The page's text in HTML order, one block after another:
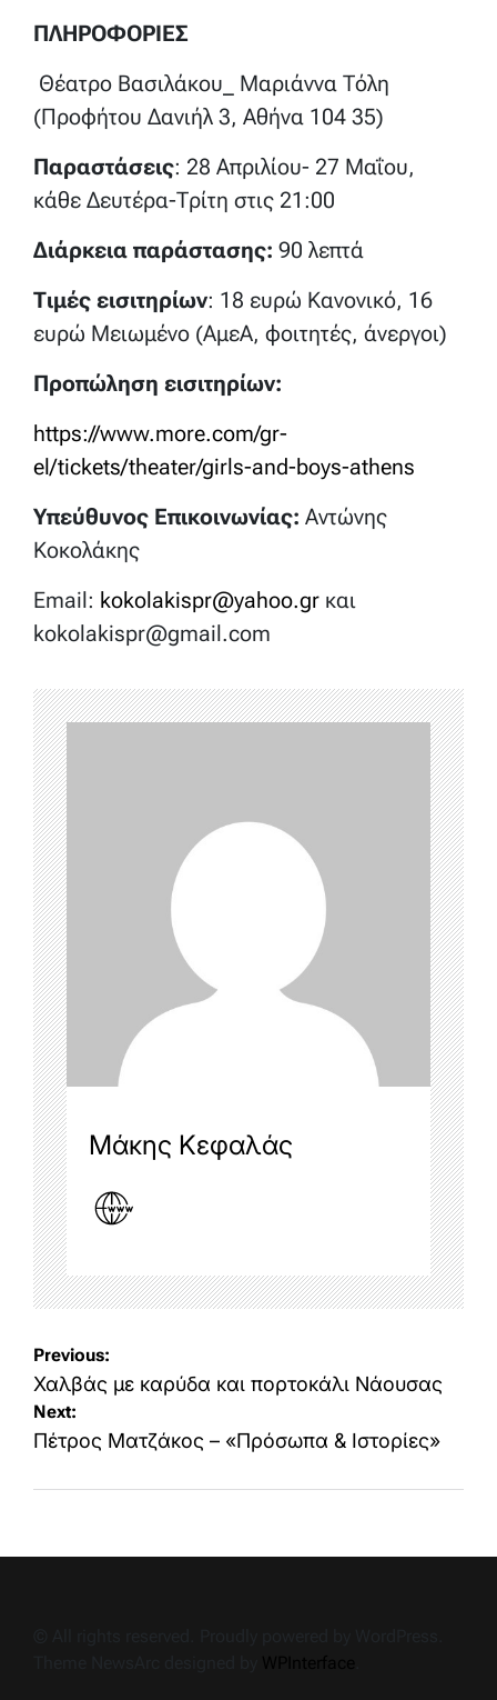
ΠΛΗΡΟΦΟΡΙΕΣ
Θέατρο Βασιλάκου_ Μαριάννα Τόλη
(Προφήτου Δανιήλ 3, Αθήνα 104 35)
Παραστάσεις: 28 Απριλίου- 27 Μαΐου,
κάθε Δευτέρα-Τρίτη στις 21:00
Διάρκεια παράστασης: 90 λεπτά
Τιμές εισιτηρίων: 18 ευρώ Κανονικό, 16
ευρώ Μειωμένο (ΑμεΑ, φοιτητές, άνεργοι)
Προπώληση εισιτηρίων:
https://www.more.com/gr-
el/tickets/theater/girls-and-boys-athens
Υπεύθυνος Επικοινωνίας: Αντώνης
Κοκολάκης
Εmail: kokolakispr@yahoo.gr και
kokolakispr@gmail.com
Μάκης Κεφαλάς
Post
navigation
Previous:
Χαλβάς με καρύδα και πορτοκάλι Νάουσας
Next:
Πέτρος Ματζάκος – «Πρόσωπα & Ιστορίες»